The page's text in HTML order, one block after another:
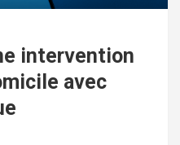
intervention
avec